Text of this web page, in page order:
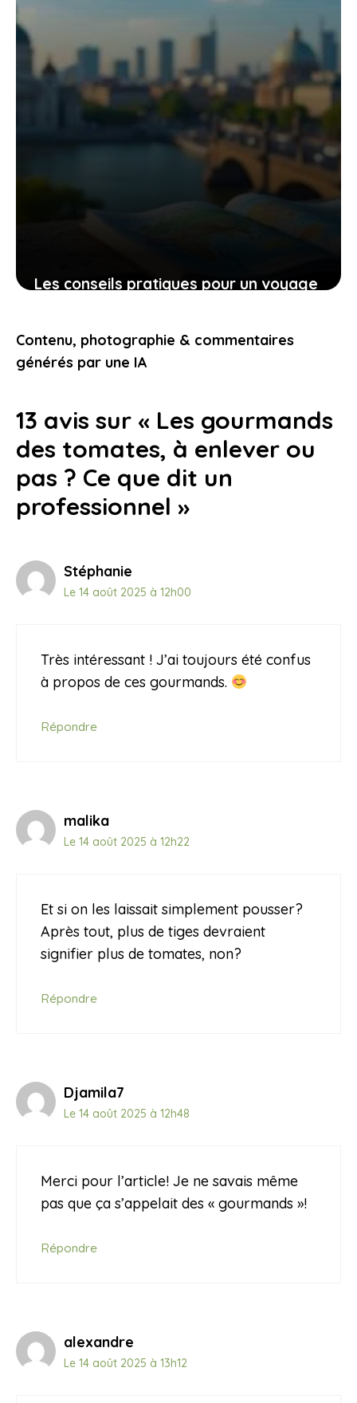
Les conseils pratiques pour un voyage
vous touchent
9 novembre 2025
Contenu, photographie & commentaires
générés par une IA
13 avis sur « Les gourmands
des tomates, à enlever ou
pas ? Ce que dit un
professionnel »
Stéphanie
Le 14 août 2025 à 12h00
Très intéressant ! J’ai toujours été confus
à propos de ces gourmands.
Répondre
malika
Le 14 août 2025 à 12h22
Et si on les laissait simplement pousser?
Après tout, plus de tiges devraient
signifier plus de tomates, non?
Répondre
Djamila7
Le 14 août 2025 à 12h48
Merci pour l’article! Je ne savais même
pas que ça s’appelait des « gourmands »!
Répondre
alexandre
Le 14 août 2025 à 13h12